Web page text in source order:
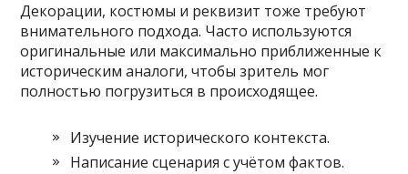
Декорации, костюмы и реквизит тоже требуют
внимательного подхода. Часто используются
оригинальные или максимально приближенные к
историческим аналоги, чтобы зритель мог
полностью погрузиться в происходящее.
Изучение исторического контекста.
Написание сценария с учётом фактов.